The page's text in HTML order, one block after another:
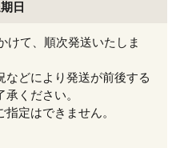
日
けて、順次発送いたしま
どにより発送が前後する
ください。
定はできません。